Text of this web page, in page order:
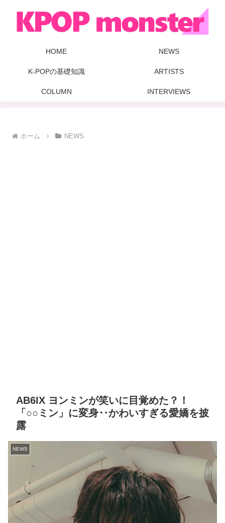
HOME NEWS
K-POPの基礎知識 ARTISTS
COLUMN INTERVIEWS
ホーム NEWS
AB6IX ヨンミンが笑いに目覚めた？！
「○○ミン」に変身‥かわいすぎる愛嬌を披
露
NEWS